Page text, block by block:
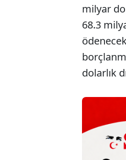
milyar
68.3
dolarlık